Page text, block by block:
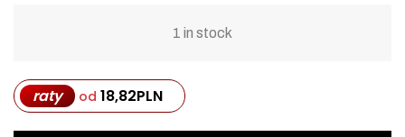
1 in stock
raty od 18,82PLN